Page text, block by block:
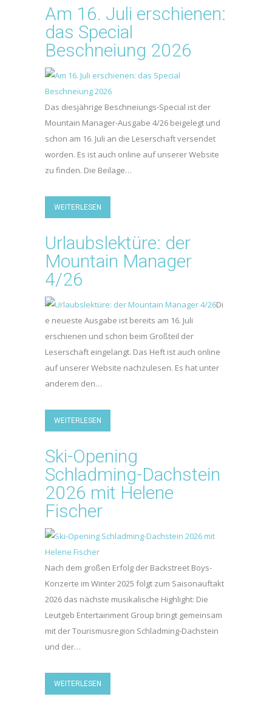
Am 16. Juli erschienen:
das Special
Beschneiung 2026
Das diesjährige Beschneiungs-Special ist der
Mountain Manager-Ausgabe 4/26 beigelegt und
schon am 16. Juli an die Leserschaft versendet
worden. Es ist auch online auf unserer Website
zu finden. Die Beilage…
WEITERLESEN
Urlaubslektüre: der
Mountain Manager
4/26
Di
e neueste Ausgabe ist bereits am 16. Juli
erschienen und schon beim Großteil der
Leserschaft eingelangt. Das Heft ist auch online
auf unserer Website nachzulesen. Es hat unter
anderem den…
WEITERLESEN
Ski-Opening
Schladming-Dachstein
2026 mit Helene
Fischer
Nach dem großen Erfolg der Backstreet Boys-
Konzerte im Winter 2025 folgt zum Saisonauftakt
2026 das nächste musikalische Highlight: Die
Leutgeb Entertainment Group bringt gemeinsam
mit der Tourismusregion Schladming-Dachstein
und der…
WEITERLESEN